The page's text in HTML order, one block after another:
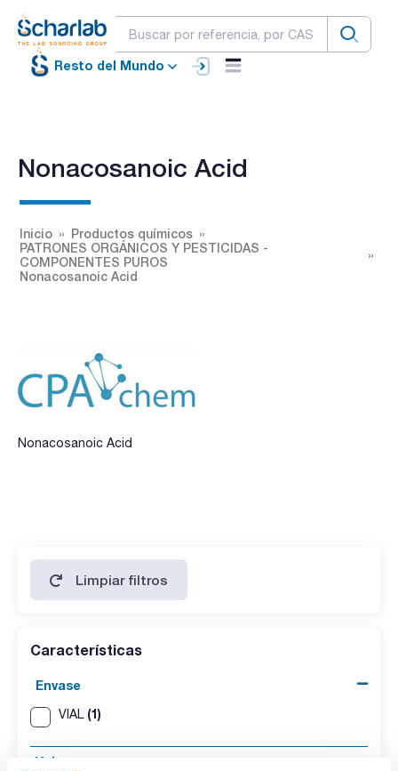
Resto del Mundo
Nonacosanoic Acid
Inicio
Productos químicos
PATRONES ORGÁNICOS Y PESTICIDAS -
COMPONENTES PUROS
Nonacosanoic Acid
Nonacosanoic Acid
Limpiar filtros
Características
Envase
VIAL (1)
Volumen